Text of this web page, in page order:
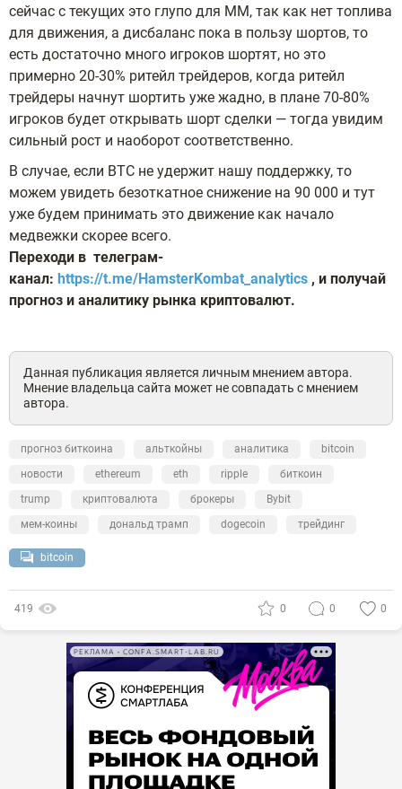
сейчас с текущих это глупо для ММ, так как нет топлива
для движения, а дисбаланс пока в пользу шортов, то
есть достаточно много игроков шортят, но это
примерно 20-30% ритейл трейдеров, когда ритейл
трейдеры начнут шортить уже жадно, в плане 70-80%
игроков будет открывать шорт сделки — тогда увидим
сильный рост и наоборот соответственно.
В случае, если ВТС не удержит нашу поддержку, то
можем увидеть безоткатное снижение на 90 000 и тут
уже будем принимать это движение как начало
медвежки скорее всего.
Переходи в телеграм-
канал: https://t.me/HamsterKombat_analytics , и получай
прогноз и аналитику рынка криптовалют.
Данная публикация является личным мнением автора.
Мнение владельца сайта может не совпадать с мнением
автора.
прогноз биткоина альткойны аналитика
bitcoin
новости
ethereum eth ripple
биткоин
trump
криптовалюта брокеры
Bybit
мем-коины
дональд трамп dogecoin трейдинг
bitcoin
419 0 0 0
РЕКЛАМА • CONFA.SMART-LAB.RU